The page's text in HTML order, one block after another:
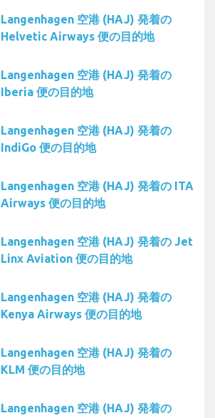
Langenhagen 空港 (HAJ) 発着の
Helvetic Airways 便の目的地
Langenhagen 空港 (HAJ) 発着の
Iberia 便の目的地
Langenhagen 空港 (HAJ) 発着の
IndiGo 便の目的地
Langenhagen 空港 (HAJ) 発着の ITA
Airways 便の目的地
Langenhagen 空港 (HAJ) 発着の Jet
Linx Aviation 便の目的地
Langenhagen 空港 (HAJ) 発着の
Kenya Airways 便の目的地
Langenhagen 空港 (HAJ) 発着の
KLM 便の目的地
Langenhagen 空港 (HAJ) 発着の